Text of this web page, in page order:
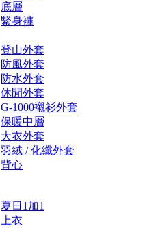
底層
緊身褲
登山外套
防風外套
防水外套
休閒外套
G-1000襯衫外套
保暖中層
大衣外套
羽絨 / 化纖外套
背心
夏日1加1
上衣